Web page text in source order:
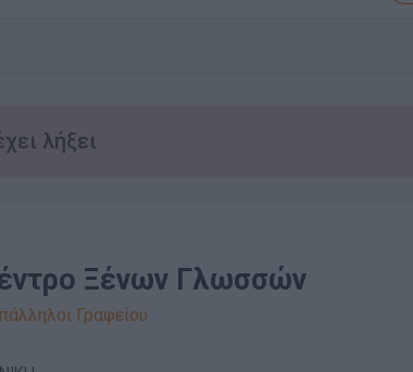
λήξει
Ξένων Γλωσσών
Γραφείου